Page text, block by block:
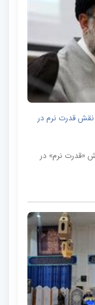
نقش قدرت نرم در
«قدرت نرم» در